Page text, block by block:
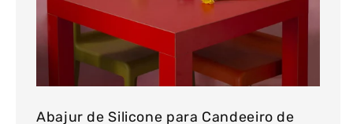
Abajur de Silicone para Candeeiro de